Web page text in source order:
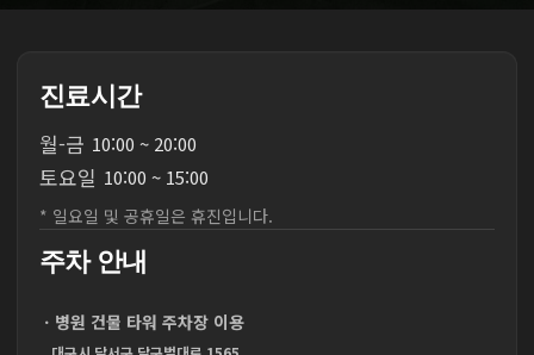
진료시간
월-금 10:00 ~ 20:00
토요일 10:00 ~ 15:00
* 일요일 및 공휴일은 휴진입니다.
주차 안내
ㆍ병원 건물 타워 주차장 이용